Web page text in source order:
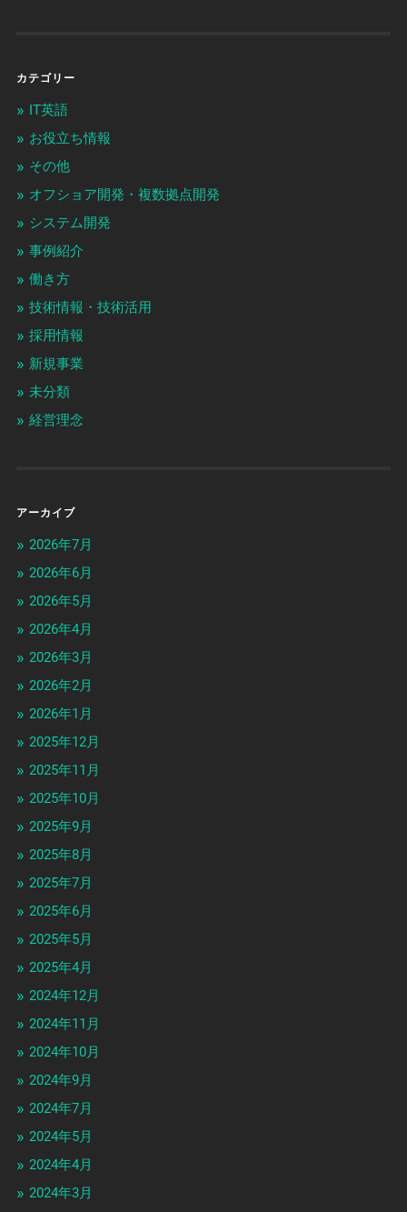
カテゴリー
IT英語
お役立ち情報
その他
オフショア開発・複数拠点開発
システム開発
事例紹介
働き方
技術情報・技術活用
採用情報
新規事業
未分類
経営理念
アーカイブ
2026年7月
2026年6月
2026年5月
2026年4月
2026年3月
2026年2月
2026年1月
2025年12月
2025年11月
2025年10月
2025年9月
2025年8月
2025年7月
2025年6月
2025年5月
2025年4月
2024年12月
2024年11月
2024年10月
2024年9月
2024年7月
2024年5月
2024年4月
2024年3月